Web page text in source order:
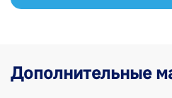
Дополнительные